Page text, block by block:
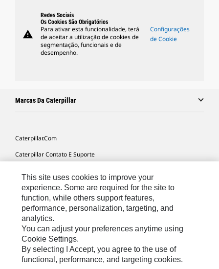
warning
Redes Sociais
Os Cookies São Obrigatórios
Para ativar esta funcionalidade, terá
de aceitar a utilização de cookies de
segmentação, funcionais e de
desempenho.
Configurações
de Cookie
Marcas Da Caterpillar
Caterpillar.com
Caterpillar Contato E Suporte
Mapa Do Local
Cookie Settings
Legal
Privacidade
© 2026 Caterpillar. Todos os direitos
This site uses cookies to improve your
experience. Some are required for the site to
function, while others support features,
performance, personalization, targeting, and
analytics.
You can adjust your preferences anytime using
Cookie Settings.
By selecting I Accept, you agree to the use of
functional, performance, and targeting cookies.